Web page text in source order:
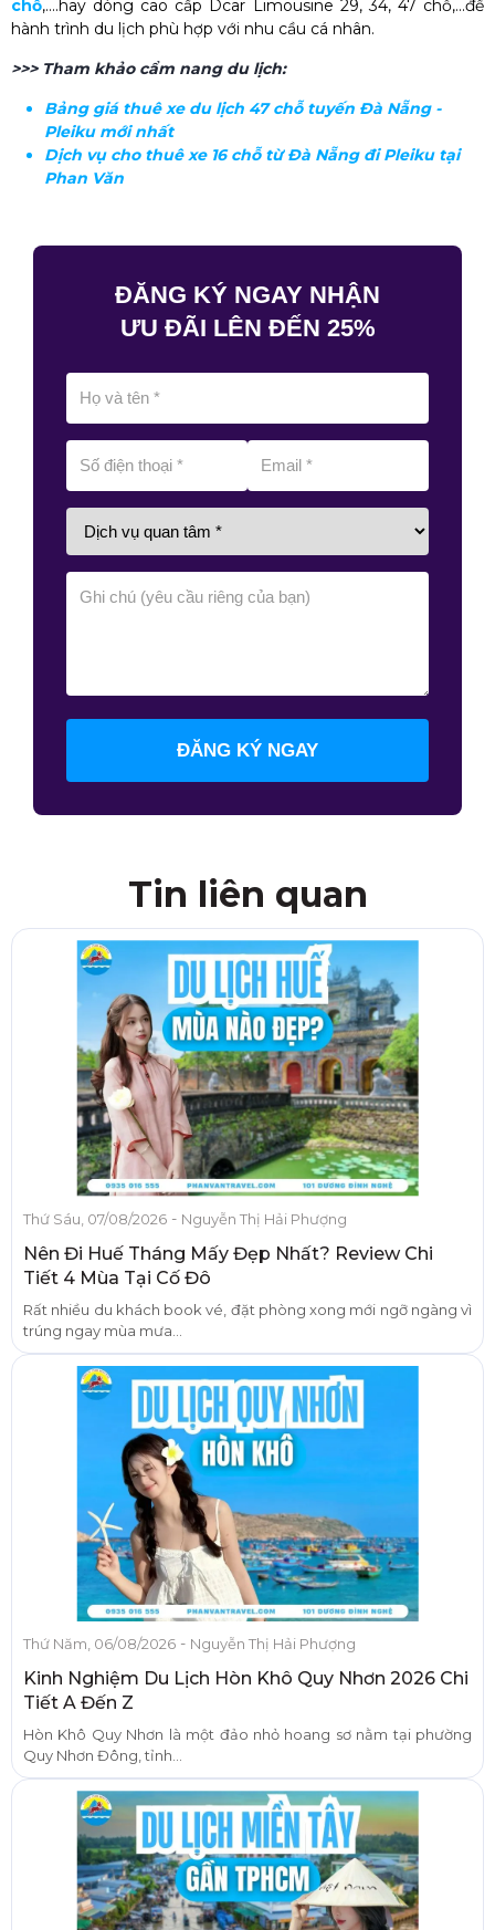
chỗ,....hay dòng cao cấp Dcar Limousine 29, 34, 47 chỗ,...để
hành trình du lịch phù hợp với nhu cầu cá nhân.
>>> Tham khảo cẩm nang du lịch:
Bảng giá thuê xe du lịch 47 chỗ tuyến Đà Nẵng -
Pleiku mới nhất
Dịch vụ cho thuê xe 16 chỗ từ Đà Nẵng đi Pleiku tại
Phan Văn
ĐĂNG KÝ NGAY NHẬN
ƯU ĐÃI LÊN ĐẾN 25%
ĐĂNG KÝ NGAY
Tin liên quan
Thứ Sáu, 07/08/2026 - Nguyễn Thị Hải Phượng
Nên Đi Huế Tháng Mấy Đẹp Nhất? Review Chi
Tiết 4 Mùa Tại Cố Đô
Rất nhiều du khách book vé, đặt phòng xong mới ngỡ ngàng vì
trúng ngay mùa mưa...
Thứ Năm, 06/08/2026 - Nguyễn Thị Hải Phượng
Kinh Nghiệm Du Lịch Hòn Khô Quy Nhơn 2026 Chi
Tiết A Đến Z
Hòn Khô Quy Nhơn là một đảo nhỏ hoang sơ nằm tại phường
Quy Nhơn Đông, tỉnh...